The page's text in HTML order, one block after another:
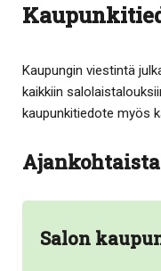
Kaupungin viestintä
kaikkiin
kaupunkitiedote myös
Ajankohtaista
Salon